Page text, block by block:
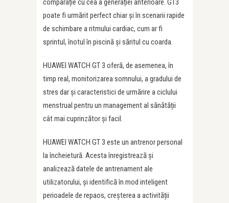
comparație cu cea a generației anterioare. GT3
poate fi urmărit perfect chiar și în scenarii rapide
de schimbare a ritmului cardiac, cum ar fi
sprintul, înotul în piscină și săritul cu coarda.
HUAWEI WATCH GT 3 oferă, de asemenea, în
timp real, monitorizarea somnului, a gradului de
stres dar și caracteristici de urmărire a ciclului
menstrual pentru un management al sănătății
cât mai cuprinzător și facil.
HUAWEI WATCH GT 3 este un antrenor personal
la încheietură. Acesta înregistrează și
analizează datele de antrenament ale
utilizatorului, și identifică în mod inteligent
perioadele de repaos, creșterea a activității